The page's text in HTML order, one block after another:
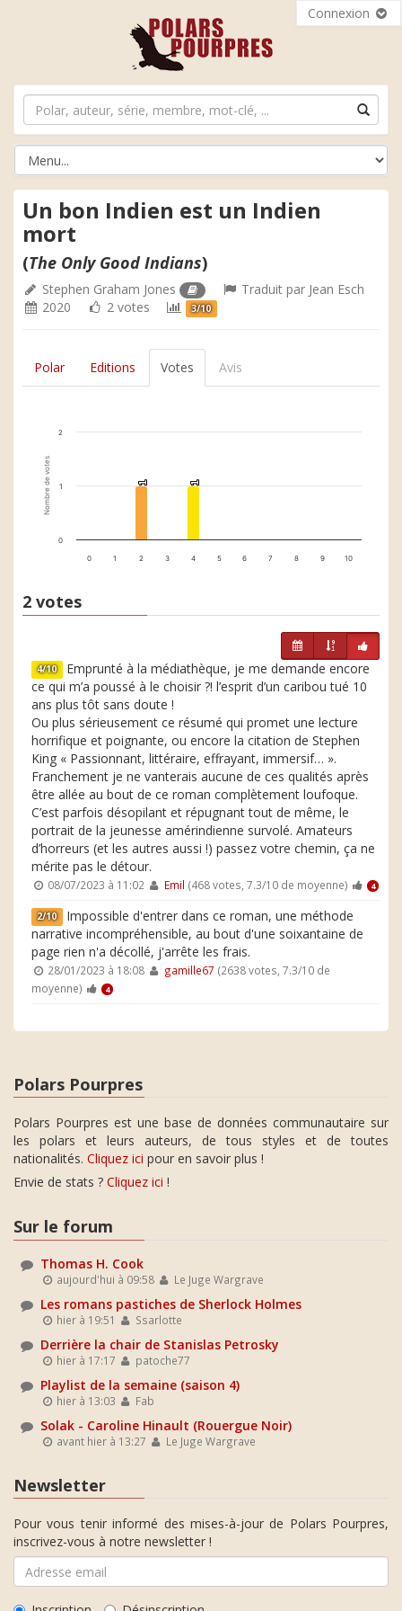
Connexion
Un bon Indien est un Indien
mort
(The Only Good Indians)
Stephen Graham Jones Traduit par Jean Esch
2020
2 votes 3/10
Polar Editions Votes Avis
Nombre de votes 1
1 1
1
0 1 2 3 4 5 6 7 8 9 10
0
1
2
2 votes
4/10 Emprunté à la médiathèque, je me demande encore
ce qui m’a poussé à le choisir ?! l’esprit d’un caribou tué 10
ans plus tôt sans doute !
Ou plus sérieusement ce résumé qui promet une lecture
horrifique et poignante, ou encore la citation de Stephen
King « Passionnant, littéraire, effrayant, immersif… ».
Franchement je ne vanterais aucune de ces qualités après
être allée au bout de ce roman complètement loufoque.
C’est parfois désopilant et répugnant tout de même, le
portrait de la jeunesse amérindienne survolé. Amateurs
d’horreurs (et les autres aussi !) passez votre chemin, ça ne
mérite pas le détour.
08/07/2023 à 11:02 Emil (468 votes, 7.3/10 de moyenne) 4
2/10 Impossible d'entrer dans ce roman, une méthode
narrative incompréhensible, au bout d'une soixantaine de
page rien n'a décollé, j'arrête les frais.
28/01/2023 à 18:08 gamille67 (2638 votes, 7.3/10 de
moyenne)
4
Polars Pourpres
Polars Pourpres est une base de données communautaire sur
les polars et leurs auteurs, de tous styles et de toutes
nationalités. Cliquez ici pour en savoir plus !
Envie de stats ? Cliquez ici !
Sur le forum
Thomas H. Cook
aujourd'hui à 09:58 Le Juge Wargrave
Les romans pastiches de Sherlock Holmes
hier à 19:51 Ssarlotte
Derrière la chair de Stanislas Petrosky
hier à 17:17 patoche77
Playlist de la semaine (saison 4)
hier à 13:03 Fab
Solak - Caroline Hinault (Rouergue Noir)
avant hier à 13:27 Le Juge Wargrave
Newsletter
Pour vous tenir informé des mises-à-jour de Polars Pourpres,
inscrivez-vous à notre newsletter !